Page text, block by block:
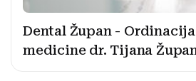
Dental Župan -
medicine dr. Tijana